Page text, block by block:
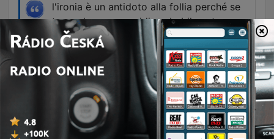
l'ironia è un antidoto alla follia perché se
tu su alcune cose ridi probabilmente
disinneschi gli ordigni mentali che
abbiamo in testa
01:15:10 · L'attore Enrico Bertolino riflette
sull'importanza del riso per gestire lo stress e le
tensioni della società moderna.